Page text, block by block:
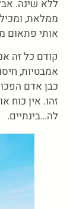
ללא שינה.
ממלאת,
אותי פתאום
קודם כל זה
אמבטיות,
כבן אדם
זהו. אין כוח
לה…בינתיים.